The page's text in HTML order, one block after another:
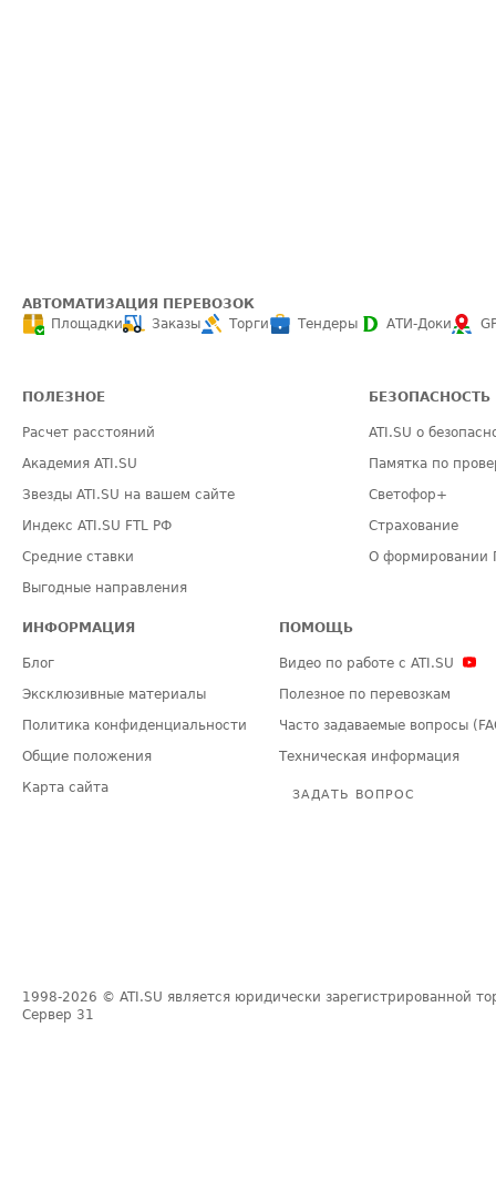
АВТОМАТИЗАЦИЯ ПЕРЕВОЗОК
Площадки
Заказы Торги Тендеры АТИ-Доки
ПОЛЕЗНОЕ
Расчет расстояний
Академия ATI.SU
Звезды ATI.SU на вашем сайте
Индекс ATI.SU FTL РФ
Средние ставки
Выгодные направления
БЕЗОПАСНОСТЬ
ATI.SU о
Памятка по
Светофор+
Страхование
О формировании
ИНФОРМАЦИЯ
Блог
Эксклюзивные материалы
Политика конфиденциальности
Общие положения
Карта сайта
ПОМОЩЬ
Видео по работе с ATI.SU
Полезное по перевозкам
Часто задаваемые вопросы
Техническая информация
ЗАДАТЬ ВОПРОС
1998-2026 © ATI.SU является юридически зарегистрированной
Сервер 31